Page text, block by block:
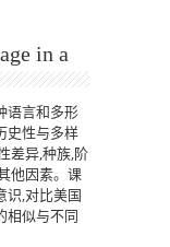
in a
语言和多形
史性与多样
差异,种族,阶
他因素。课
识,对比美国
相似与不同